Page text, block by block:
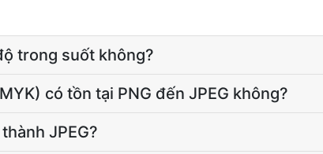
trong suốt không?
có tồn tại PNG đến JPEG không?
JPEG?